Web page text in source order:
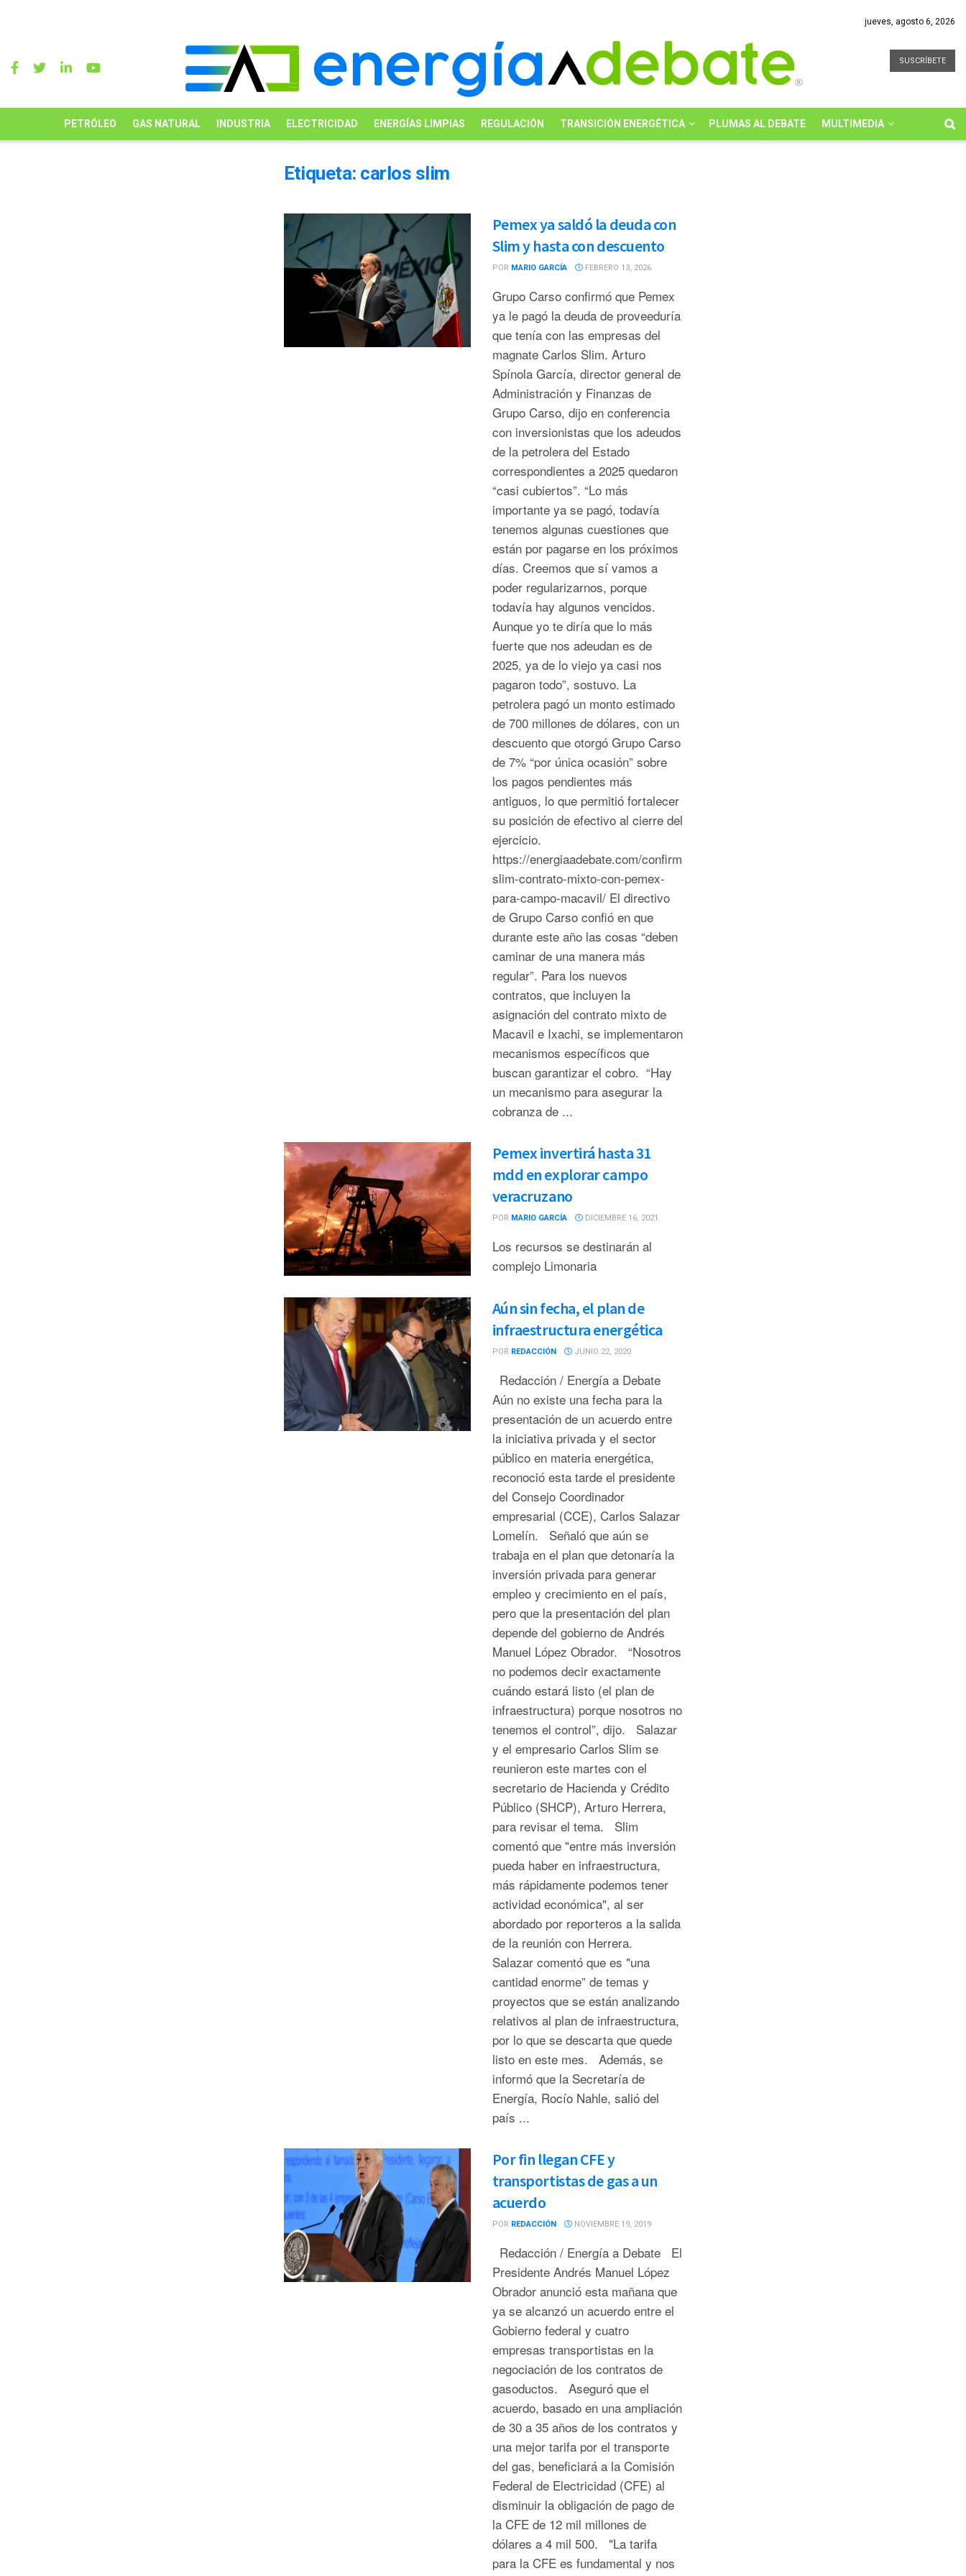
jueves, agosto 6, 2026
SUSCRÍBETE
PETRÓLEO GAS NATURAL INDUSTRIA ELECTRICIDAD ENERGÍAS LIMPIAS REGULACIÓN TRANSICIÓN ENERGÉTICA PLUMAS AL DEBATE MULTIMEDIA
Etiqueta: carlos slim
Pemex ya saldó la deuda con
Slim y hasta con descuento
POR MARIO GARCÍA FEBRERO 13, 2026
Grupo Carso confirmó que Pemex
ya le pagó la deuda de proveeduría
que tenía con las empresas del
magnate Carlos Slim. Arturo
Spínola García, director general de
Administración y Finanzas de
Grupo Carso, dijo en conferencia
con inversionistas que los adeudos
de la petrolera del Estado
correspondientes a 2025 quedaron
“casi cubiertos”. “Lo más
importante ya se pagó, todavía
tenemos algunas cuestiones que
están por pagarse en los próximos
días. Creemos que sí vamos a
poder regularizarnos, porque
todavía hay algunos vencidos.
Aunque yo te diría que lo más
fuerte que nos adeudan es de
2025, ya de lo viejo ya casi nos
pagaron todo”, sostuvo. La
petrolera pagó un monto estimado
de 700 millones de dólares, con un
descuento que otorgó Grupo Carso
de 7% “por única ocasión” sobre
los pagos pendientes más
antiguos, lo que permitió fortalecer
su posición de efectivo al cierre del
ejercicio.
https://energiaadebate.com/confirma-
slim-contrato-mixto-con-pemex-
para-campo-macavil/ El directivo
de Grupo Carso confió en que
durante este año las cosas “deben
caminar de una manera más
regular”. Para los nuevos
contratos, que incluyen la
asignación del contrato mixto de
Macavil e Ixachi, se implementaron
mecanismos específicos que
buscan garantizar el cobro. “Hay
un mecanismo para asegurar la
cobranza de ...
Pemex invertirá hasta 31
mdd en explorar campo
veracruzano
POR MARIO GARCÍA DICIEMBRE 16, 2021
Los recursos se destinarán al
complejo Limonaria
Aún sin fecha, el plan de
infraestructura energética
POR REDACCIÓN JUNIO 22, 2020
Redacción / Energía a Debate
Aún no existe una fecha para la
presentación de un acuerdo entre
la iniciativa privada y el sector
público en materia energética,
reconoció esta tarde el presidente
del Consejo Coordinador
empresarial (CCE), Carlos Salazar
Lomelín. Señaló que aún se
trabaja en el plan que detonaría la
inversión privada para generar
empleo y crecimiento en el país,
pero que la presentación del plan
depende del gobierno de Andrés
Manuel López Obrador. “Nosotros
no podemos decir exactamente
cuándo estará listo (el plan de
infraestructura) porque nosotros no
tenemos el control”, dijo. Salazar
y el empresario Carlos Slim se
reunieron este martes con el
secretario de Hacienda y Crédito
Público (SHCP), Arturo Herrera,
para revisar el tema. Slim
comentó que "entre más inversión
pueda haber en infraestructura,
más rápidamente podemos tener
actividad económica", al ser
abordado por reporteros a la salida
de la reunión con Herrera.
Salazar comentó que es "una
cantidad enorme” de temas y
proyectos que se están analizando
relativos al plan de infraestructura,
por lo que se descarta que quede
listo en este mes. Además, se
informó que la Secretaría de
Energía, Rocío Nahle, salió del
país ...
Por fin llegan CFE y
transportistas de gas a un
acuerdo
POR REDACCIÓN NOVIEMBRE 19, 2019
Redacción / Energía a Debate El
Presidente Andrés Manuel López
Obrador anunció esta mañana que
ya se alcanzó un acuerdo entre el
Gobierno federal y cuatro
empresas transportistas en la
negociación de los contratos de
gasoductos. Aseguró que el
acuerdo, basado en una ampliación
de 30 a 35 años de los contratos y
una mejor tarifa por el transporte
del gas, beneficiará a la Comisión
Federal de Electricidad (CFE) al
disminuir la obligación de pago de
la CFE de 12 mil millones de
dólares a 4 mil 500. "La tarifa
para la CFE es fundamental y nos